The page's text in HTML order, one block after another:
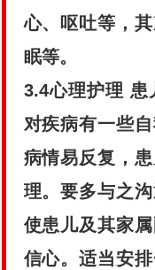
心、呕吐等，
眠等。
3.4心理护理 患
对疾病有一些
病情易反复，
理。要多与之
使患儿及其家
信心。适当安